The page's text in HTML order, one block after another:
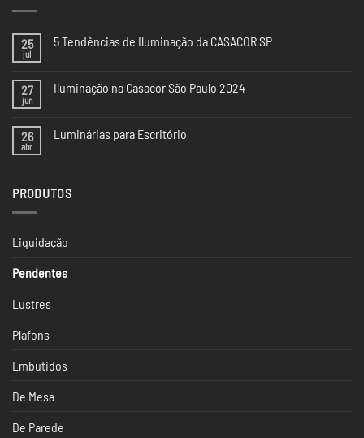
25
jul
5 Tendências de Iluminação da CASACOR SP
da
CASACOR
27
jun
Iluminação na Casacor São Paulo 2024
Iluminação
2024
26
abr
Luminárias para Escritório
para
PRODUTOS
Liquidação
Pendentes
Lustres
Plafons
Embutidos
De Mesa
De Parede